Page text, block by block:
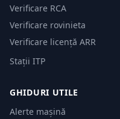
Verificare RCA
Verificare rovinieta
Verificare licență ARR
Stații ITP
GHIDURI UTILE
Alerte mașină